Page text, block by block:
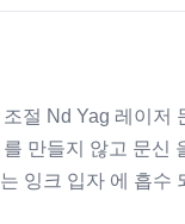
절 Nd Yag 레이저
만들지 않고 문신
잉크 입자 에 흡수